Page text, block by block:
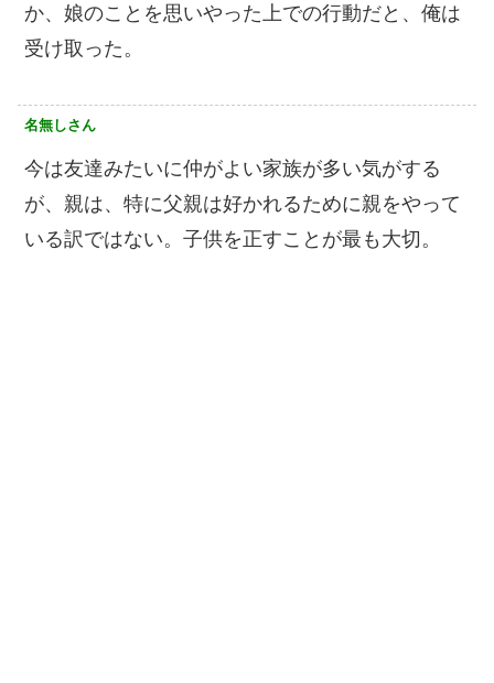
か、娘のことを思いやった上での行動だと、俺は
受け取った。
名無しさん
今は友達みたいに仲がよい家族が多い気がする
が、親は、特に父親は好かれるために親をやって
いる訳ではない。子供を正すことが最も大切。